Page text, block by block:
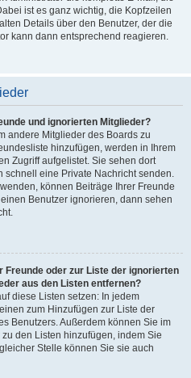
ist es ganz wichtig, die Kopfzeilen
Details über den Benutzer, der die
kann dann entsprechend reagieren.
und ignorierten Mitglieder?
andere Mitglieder des Boards zu
hinzufügen, werden in Ihrem
Zugriff aufgelistet. Sie sehen dort
eine Private Nachricht senden.
können Beiträge Ihrer Freunde
Benutzer ignorieren, dann sehen
Freunde oder zur Liste der ignorierten
aus den Listen entfernen?
diese Listen setzen: In jedem
zum Hinzufügen zur Liste der
Benutzers. Außerdem können Sie im
den Listen hinzufügen, indem Sie
Stelle können Sie sie auch